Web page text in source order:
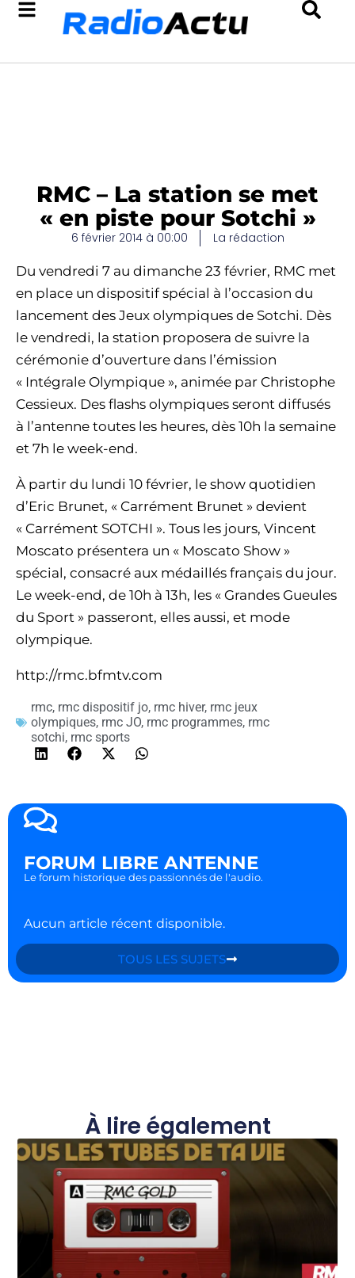
RMC – La station se met
« en piste pour Sotchi »
6 février 2014 à 00:00 La rédaction
Du vendredi 7 au dimanche 23 février, RMC met
en place un dispositif spécial à l’occasion du
lancement des Jeux olympiques de Sotchi. Dès
le vendredi, la station proposera de suivre la
cérémonie d’ouverture dans l’émission
« Intégrale Olympique », animée par Christophe
Cessieux. Des flashs olympiques seront diffusés
à l’antenne toutes les heures, dès 10h la semaine
et 7h le week-end.
À partir du lundi 10 février, le show quotidien
d’Eric Brunet, « Carrément Brunet » devient
« Carrément SOTCHI ». Tous les jours, Vincent
Moscato présentera un « Moscato Show »
spécial, consacré aux médaillés français du jour.
Le week-end, de 10h à 13h, les « Grandes Gueules
du Sport » passeront, elles aussi, et mode
olympique.
http://rmc.bfmtv.com
rmc, rmc dispositif jo, rmc hiver, rmc jeux
olympiques, rmc JO, rmc programmes, rmc
sotchi, rmc sports
FORUM LIBRE ANTENNE
Le forum historique des passionnés de l'audio.
Aucun article récent disponible.
TOUS LES SUJETS
À lire également